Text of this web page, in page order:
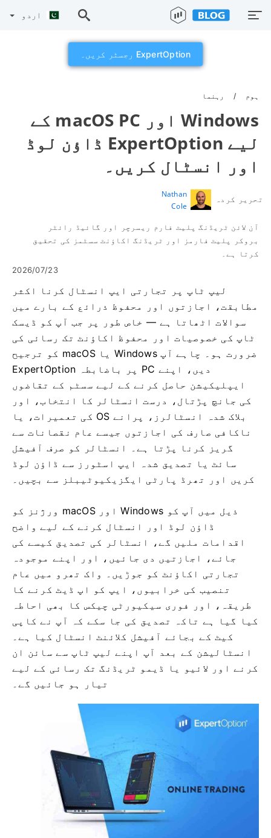
اردو
ExpertOption رجسٹر کریں۔
ہوم رہنما
Windows اور macOS PC کے
لیے ExpertOption ڈاؤن لوڈ
اور انسٹال کریں۔
تحریر کردہ
Nathan
Cole
آن لائن ٹریڈنگ پلیٹ فارم ریسرچر اور گائیڈ رائٹر
بروکر پلیٹ فارمز اور ٹریڈنگ اکاؤنٹ سسٹمز کی تحقیق
کرتا ہے۔
2026/07/23
لیپ ٹاپ پر تجارتی ایپ انسٹال کرنا اکثر
مطابقت، اجازتوں اور محفوظ ذرائع کے بارے میں
سوالات اٹھاتا ہے — خاص طور پر جب آپ کو ڈیسک
ٹاپ کی خصوصیات اور محفوظ اکاؤنٹ تک رسائی کی
ضرورت ہو۔ چاہے آپ Windows یا macOS کو ترجیح
دیں، اپنے PC پر باضابطہ ExpertOption
ایپلیکیشن حاصل کرنے کے لیے سسٹم کے تقاضوں
کی جانچ پڑتال، درست انسٹالر کا انتخاب، اور
بلاک شدہ انسٹالرز، پرانے OS کی تعمیرات، یا
ناکافی صارف کی اجازتوں جیسے عام نقصانات سے
گریز کرنا پڑتا ہے۔ انسٹالر کو صرف آفیشل
سائٹ یا تصدیق شدہ ایپ اسٹورز سے ڈاؤن لوڈ
کریں اور تھرڈ پارٹی ایگزیکیوٹیبلز سے بچیں۔
ذیل میں آپ کو Windows اور macOS ورژنز کو
ڈاؤن لوڈ اور انسٹال کرنے کے لیے واضح
اقدامات ملیں گے، انسٹالر کی تصدیق کیسے کی
جائے، اجازتیں دی جائیں، اور اپنے موجودہ
تجارتی اکاؤنٹ کو جوڑیں۔ واک تھرو میں عام
تنصیب کی خرابیوں، ایپ کو اپ ڈیٹ کرنے کا
طریقہ، اور فوری سیکیورٹی چیکس کا بھی احاطہ
کیا گیا ہے تاکہ تصدیق کی جا سکے کہ آپ نے کاپی
کیٹ کے بجائے آفیشل کلائنٹ انسٹال کیا ہے۔
انسٹالیشن کے بعد آپ اپنے لیپ ٹاپ سے سائن ان
کرنے اور لائیو یا ڈیمو ٹریڈنگ تک رسائی کے لیے
تیار ہو جائیں گے۔